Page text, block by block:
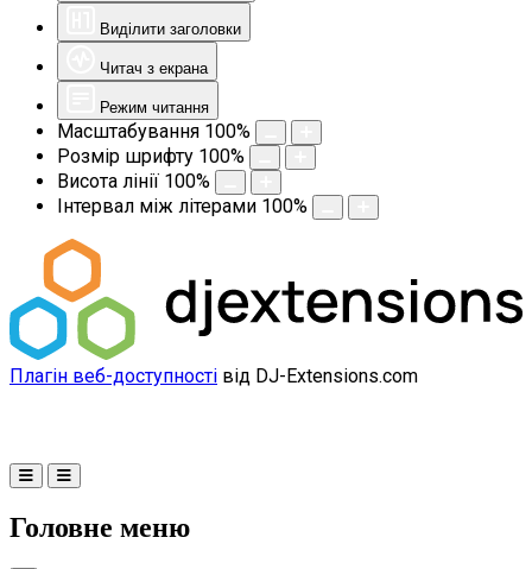
Виділити заголовки
Читач з екрана
Режим читання
Масштабування 100%
Розмір шрифту 100%
Висота лінії 100%
Інтервал між літерами 100%
Плагін веб-доступності від DJ-Extensions.com
Головне меню